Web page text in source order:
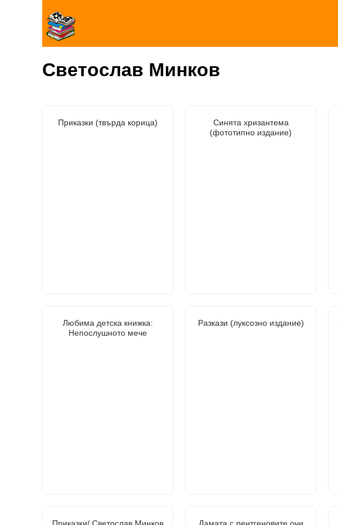
Светослав Минков
Приказки (твърда корица)
Синята хризантема
(фототипно издание)
Любима детска книжка:
Непослушното мече
Разкази (луксозно издание)